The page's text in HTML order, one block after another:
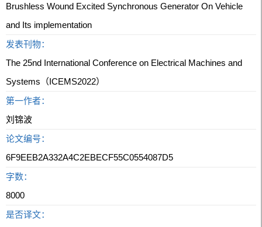
Brushless Wound Excited Synchronous Generator On Vehicle
and Its implementation
发表刊物：
The 25nd International Conference on Electrical Machines and
Systems（ICEMS2022）
第一作者：
刘锦波
论文编号：
6F9EEB2A332A4C2EBECF55C0554087D5
字数：
8000
是否译文：